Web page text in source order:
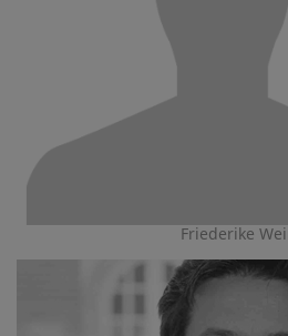
Friederike